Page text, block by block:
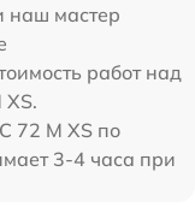
наш мастер
работ над
XS.
72 M XS по
3-4 часа при